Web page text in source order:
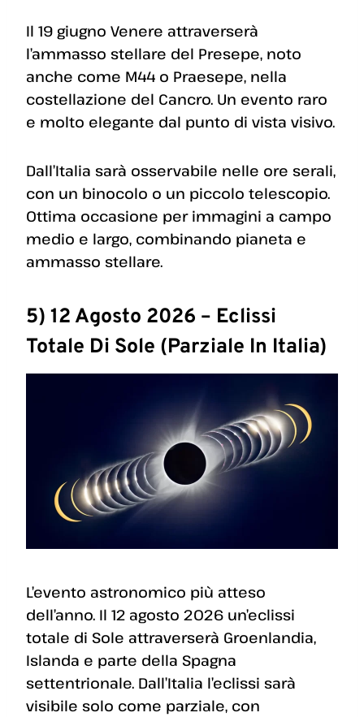
Il 19 giugno Venere attraverserà
l’ammasso stellare del Presepe, noto
anche come M44 o Praesepe, nella
costellazione del Cancro. Un evento raro
e molto elegante dal punto di vista visivo.
Dall’Italia sarà osservabile nelle ore serali,
con un binocolo o un piccolo telescopio.
Ottima occasione per immagini a campo
medio e largo, combinando pianeta e
ammasso stellare.
5) 12 Agosto 2026 – Eclissi
Totale Di Sole (parziale In Italia)
L’evento astronomico più atteso
dell’anno. Il 12 agosto 2026 un’eclissi
totale di Sole attraverserà Groenlandia,
Islanda e parte della Spagna
settentrionale. Dall’Italia l’eclissi sarà
visibile solo come parziale, con